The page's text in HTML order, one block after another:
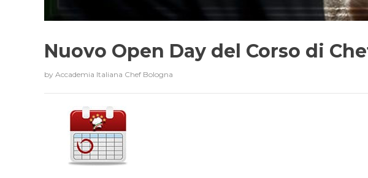
Nuovo Open Day del Corso di
by Accademia Italiana Chef Bologna